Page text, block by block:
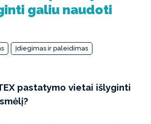
galiu naudoti
Įdiegimas ir paleidimas
pastatymo vietai išlyginti